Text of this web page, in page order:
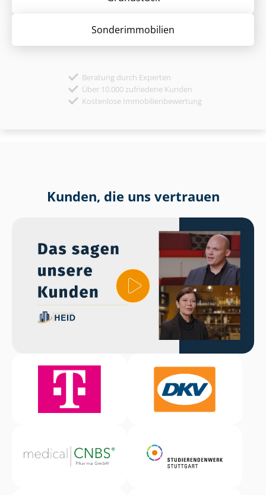
Sonder­immobilien
Beratung durch Experten
Über 10.000 zufriedene Kunden
Kostenlose Immobilienbewertung
Kunden, die uns vertrauen